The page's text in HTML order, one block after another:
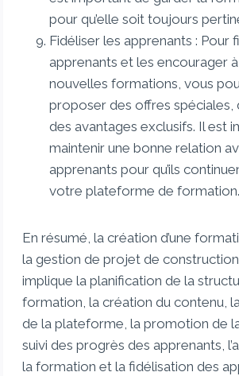
pour qu’elle soit toujours
Fidéliser les apprenants : Pour
apprenants et les encourager à
nouvelles formations, vous
proposer des offres spéciales,
des avantages exclusifs. Il est
maintenir une bonne relation
apprenants pour qu’ils
votre plateforme de formation.
En résumé, la création d’une
la gestion de projet de
implique la planification de la
formation, la création du contenu,
de la plateforme, la promotion de
suivi des progrès des apprenants,
la formation et la fidélisation des